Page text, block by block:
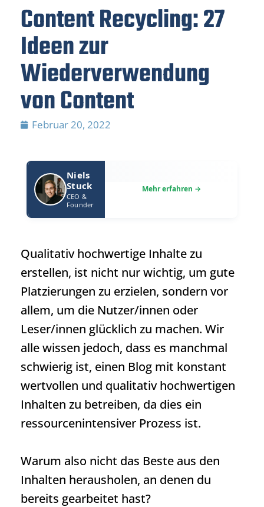
Content Recycling: 27
Ideen zur
Wiederverwendung
von Content
Februar 20, 2022
Niels
Stuck
CEO &
Founder
Qualitativ hochwertige Inhalte zu
erstellen, ist nicht nur wichtig, um gute
Platzierungen zu erzielen, sondern vor
allem, um die Nutzer/innen oder
Leser/innen glücklich zu machen. Wir
alle wissen jedoch, dass es manchmal
schwierig ist, einen Blog mit konstant
wertvollen und qualitativ hochwertigen
Inhalten zu betreiben, da dies ein
ressourcenintensiver Prozess ist.
Warum also nicht das Beste aus den
Inhalten herausholen, an denen du
bereits gearbeitet hast?